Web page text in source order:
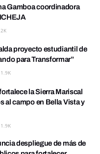
Gamboa coordinadora
2K
proyecto estudiantil de
para Transformar”
1.9K
la Sierra Mariscal
al campo en Bella Vista y
1.9K
despliegue de más de